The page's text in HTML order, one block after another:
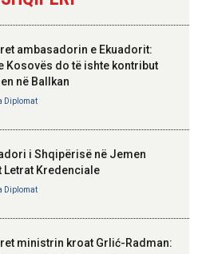
Kosovë!
ambasadorin e Ekuadorit:
Kosovës do të ishte kontribut
në Ballkan
Diplomat
i Shqipërisë në Jemen
Letrat Kredenciale
Diplomat
ministrin kroat Grlić-Radman: